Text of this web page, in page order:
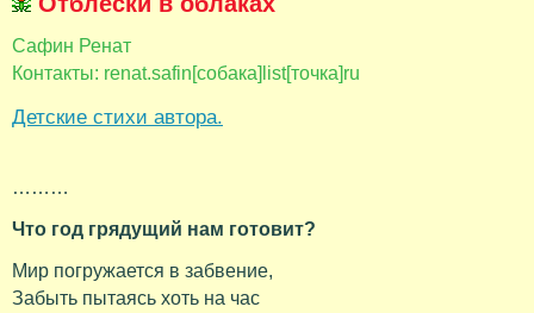
Сафин Ренат
Контакты: renat.safin[собака]list[точка]ru
Детские стихи автора.
………
Что год грядущий нам готовит?
Мир погружается в забвение,
Забыть пытаясь хоть на час